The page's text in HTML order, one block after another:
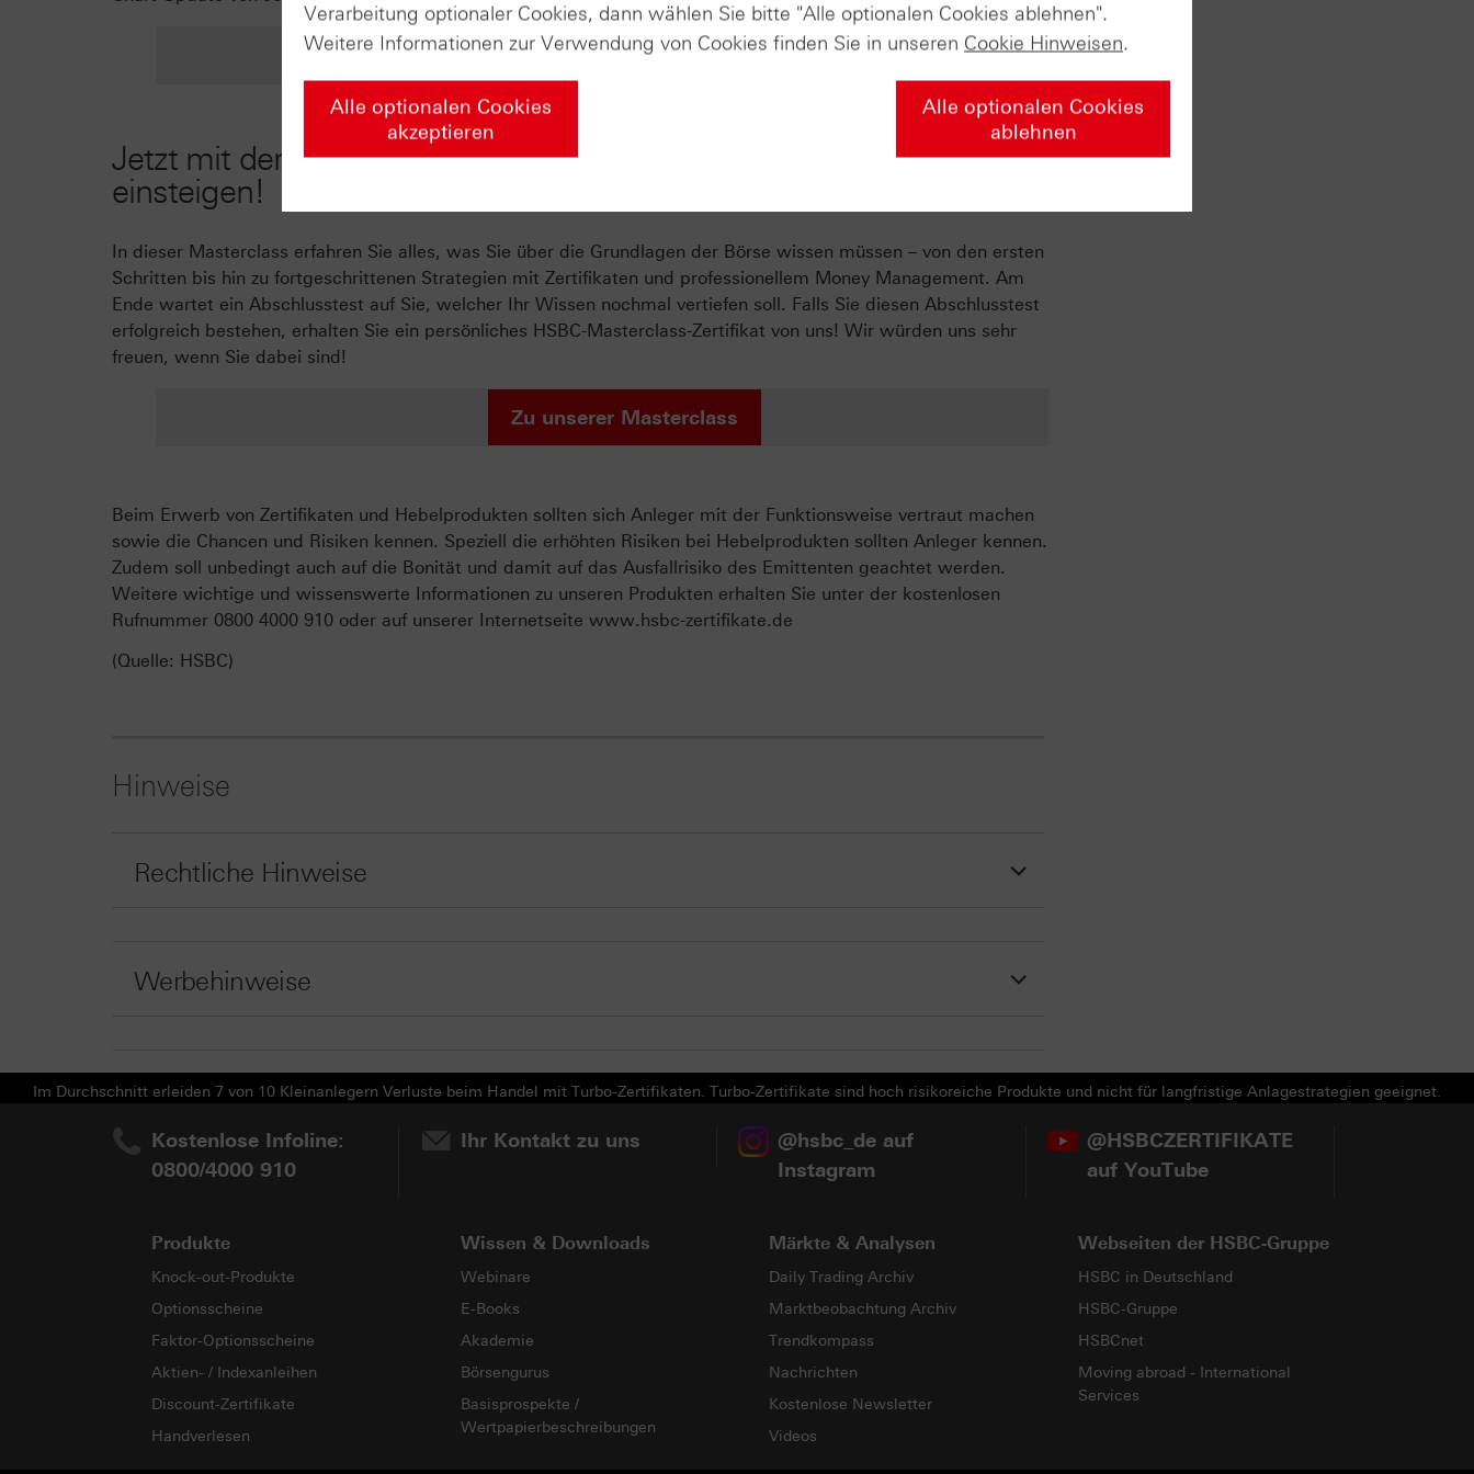
Zu unserer Marktbeobachtung
Jetzt mit der HSBC-Zertifikate-Masterclass in die Welt der Derivate
einsteigen!
In dieser Masterclass erfahren Sie alles, was Sie über die Grundlagen der Börse wissen müssen – von den ersten
Schritten bis hin zu fortgeschrittenen Strategien mit Zertifikaten und professionellem Money Management. Am
Ende wartet ein Abschlusstest auf Sie, welcher Ihr Wissen nochmal vertiefen soll. Falls Sie diesen Abschlusstest
erfolgreich bestehen, erhalten Sie ein persönliches HSBC-Masterclass-Zertifikat von uns! Wir würden uns sehr
freuen, wenn Sie dabei sind!
Zu unserer Masterclass
Beim Erwerb von Zertifikaten und Hebelprodukten sollten sich Anleger mit der Funktionsweise vertraut machen
sowie die Chancen und Risiken kennen. Speziell die erhöhten Risiken bei Hebelprodukten sollten Anleger kennen.
Zudem soll unbedingt auch auf die Bonität und damit auf das Ausfallrisiko des Emittenten geachtet werden.
Weitere wichtige und wissenswerte Informationen zu unseren Produkten erhalten Sie unter der kostenlosen
Rufnummer 0800 4000 910 oder auf unserer Internetseite www.hsbc-zertifikate.de
(Quelle: HSBC)
Hinweise
Rechtliche Hinweise
Werbehinweise
Im Durchschnitt erleiden 7 von 10 Kleinanlegern Verluste beim Handel mit Turbo-Zertifikaten. Turbo-Zertifikate sind hoch risikoreiche Produkte und nicht für langfristige Anlagestrategien geeignet.
Kostenlose Infoline:
0800/4000 910
Ihr Kontakt zu uns
@hsbc_de auf
Instagram
@HSBCZERTIFIKATE
auf YouTube
Produkte
Knock-out-Produkte
Optionsscheine
Faktor-Optionsscheine
Aktien- / Indexanleihen
Discount-Zertifikate
Handverlesen
Wissen & Downloads
Webinare
E-Books
Akademie
Börsengurus
Basisprospekte /
Wertpapierbeschreibungen
Märkte & Analysen
Daily Trading Archiv
Marktbeobachtung Archiv
Trendkompass
Nachrichten
Kostenlose Newsletter
Videos
Webseiten der HSBC-Gruppe
HSBC in Deutschland
HSBC-Gruppe
HSBCnet
Moving abroad - International
Services
Verarbeitung optionaler Cookies, dann wählen Sie bitte "Alle optionalen Cookies ablehnen".
Weitere Informationen zur Verwendung von Cookies finden Sie in unseren Cookie Hinweisen.
Alle optionalen Cookies
akzeptieren
Alle optionalen Cookies
ablehnen